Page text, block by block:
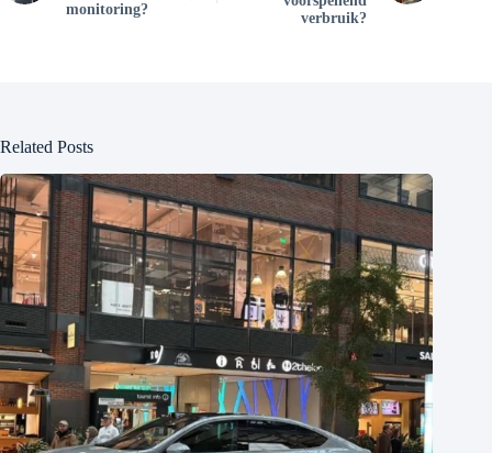
monitoring?
verbruik?
Related Posts